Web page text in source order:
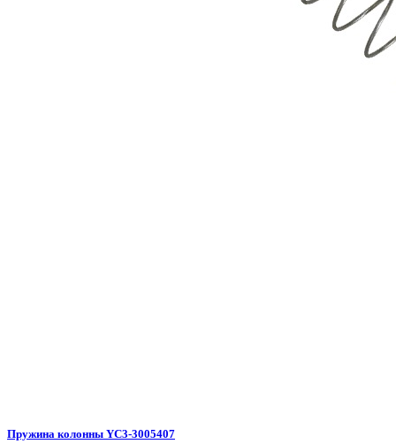
Пружина колонны YC3-3005407